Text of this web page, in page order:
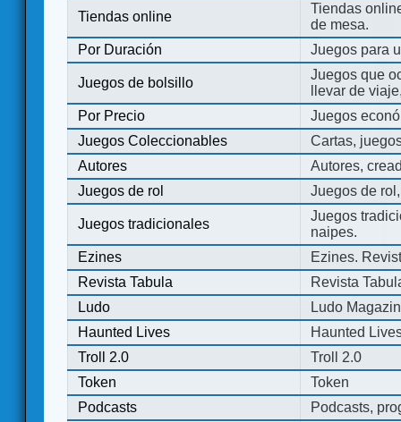
Tiendas online
Tiendas
de mesa.
Por Duración
Juegos para
Juegos de bolsillo
Juegos que
llevar de
Por Precio
Juegos
Juegos Coleccionables
Cartas,
Autores
Autores,
Juegos de rol
Juegos de
Juegos tradicionales
Juegos
naipes.
Ezines
Ezines.
Revista Tabula
Revista
Ludo
Ludo
Haunted Lives
Haunted
Troll 2.0
Troll 2.0
Token
Token
Podcasts
Podcasts,